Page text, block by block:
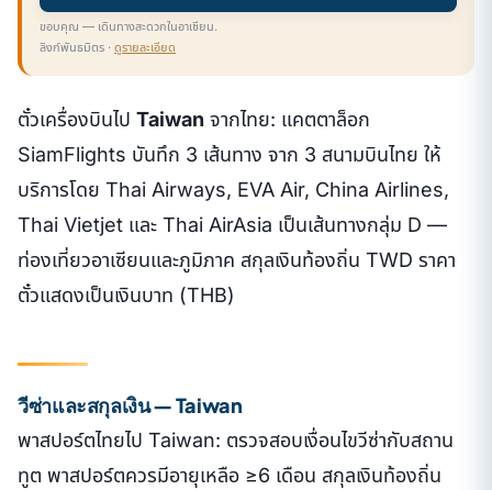
ขอบคุณ — เดินทางสะดวกในอาเซียน.
ลิงก์พันธมิตร · ดูรายละเอียด
ตั๋วเครื่องบินไป Taiwan จากไทย: แคตตาล็อก
SiamFlights บันทึก 3 เส้นทาง จาก 3 สนามบินไทย ให้
บริการโดย Thai Airways, EVA Air, China Airlines,
Thai Vietjet และ Thai AirAsia เป็นเส้นทางกลุ่ม D —
ท่องเที่ยวอาเซียนและภูมิภาค สกุลเงินท้องถิ่น TWD ราคา
ตั๋วแสดงเป็นเงินบาท (THB)
วีซ่าและสกุลเงิน — Taiwan
พาสปอร์ตไทยไป Taiwan: ตรวจสอบเงื่อนไขวีซ่ากับสถาน
ทูต พาสปอร์ตควรมีอายุเหลือ ≥6 เดือน สกุลเงินท้องถิ่น